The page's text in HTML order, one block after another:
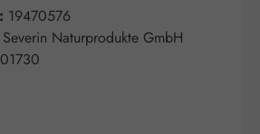
19470576
Severin Naturprodukte GmbH